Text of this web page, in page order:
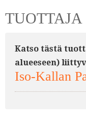
TUOTTAJA
Katso tästä
alueeseen)
Iso-Kallan